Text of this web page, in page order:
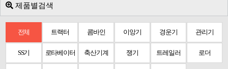
제품별검색
전체 트랙터 콤바인 이앙기 경운기 관리기
SS기 로타베이터 축산기계 쟁기 트레일러 로더